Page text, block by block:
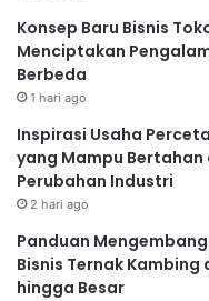
Konsep Baru Bisnis
Menciptakan
Berbeda
1 hari ago
Inspirasi Usaha
yang Mampu Bertahan
Perubahan Industri
2 hari ago
Panduan
Bisnis Ternak Kambing
hingga Besar